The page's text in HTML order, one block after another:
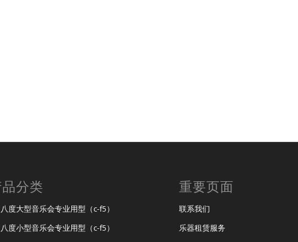
品分类
度大型音乐会专业用型（c-f5）
度小型音乐会专业用型（c-f5）
重要页面
联系我们
乐器租赁服务